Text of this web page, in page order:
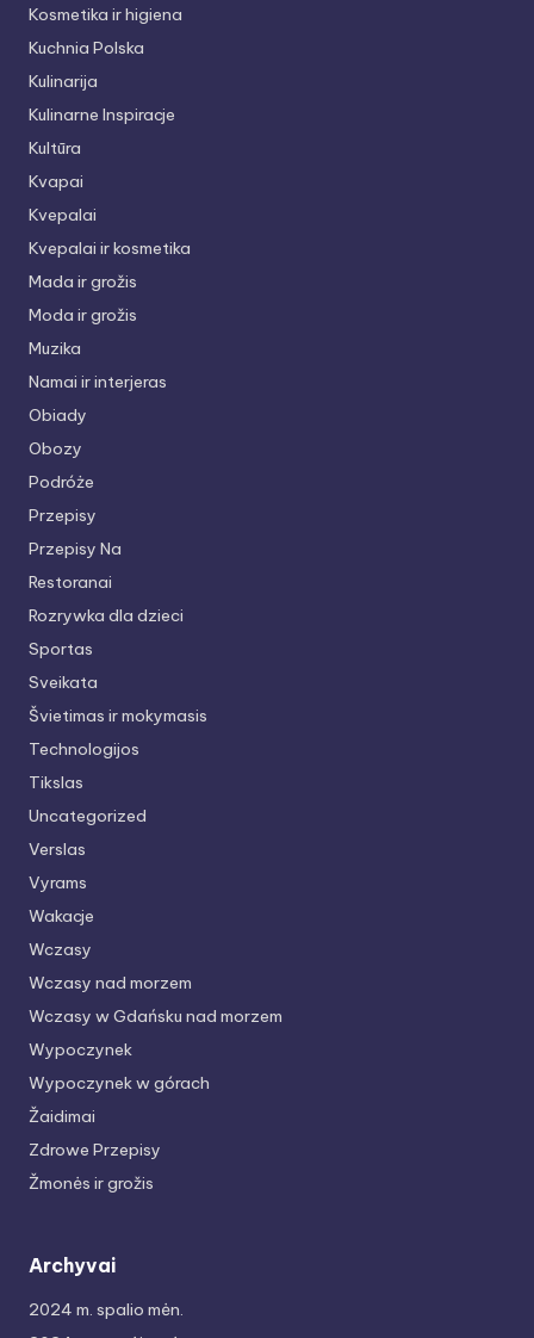
Kosmetika ir higiena
Kuchnia Polska
Kulinarija
Kulinarne Inspiracje
Kultūra
Kvapai
Kvepalai
Kvepalai ir kosmetika
Mada ir grožis
Moda ir grožis
Muzika
Namai ir interjeras
Obiady
Obozy
Podróże
Przepisy
Przepisy Na
Restoranai
Rozrywka dla dzieci
Sportas
Sveikata
Švietimas ir mokymasis
Technologijos
Tikslas
Uncategorized
Verslas
Vyrams
Wakacje
Wczasy
Wczasy nad morzem
Wczasy w Gdańsku nad morzem
Wypoczynek
Wypoczynek w górach
Žaidimai
Zdrowe Przepisy
Žmonės ir grožis
Archyvai
2024 m. spalio mėn.